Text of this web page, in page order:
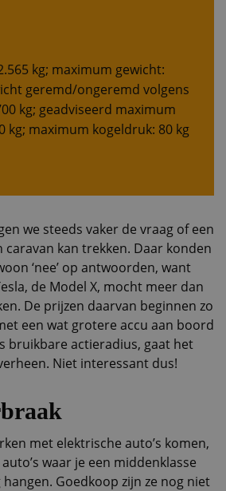
kg; maximum gewicht:
geremd/ongeremd volgens
kg; geadviseerd maximum
kg; maximum kogeldruk: 80 kg
we steeds vaker de vraag of een
caravan kan trekken. Daar konden
‘nee’ op antwoorden, want
de Model X, mocht meer dan
De prijzen daarvan beginnen zo
een wat grotere accu aan boord
bruikbare actieradius, gaat het
Niet interessant dus!
met elektrische auto’s komen,
waar je een middenklasse
Goedkoop zijn ze nog niet